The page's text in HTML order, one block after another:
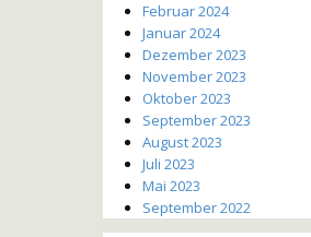
Februar 2024
Januar 2024
Dezember 2023
November 2023
Oktober 2023
September 2023
August 2023
Juli 2023
Mai 2023
September 2022